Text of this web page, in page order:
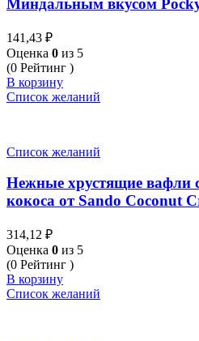
Миндальным вкусом
141,43 ₽
Оценка 0 из 5
(0 Рейтинг )
В корзину
Список желаний
Список желаний
Нежные хрустящие вафли
кокоса от Sando Coconut
314,12 ₽
Оценка 0 из 5
(0 Рейтинг )
В корзину
Список желаний